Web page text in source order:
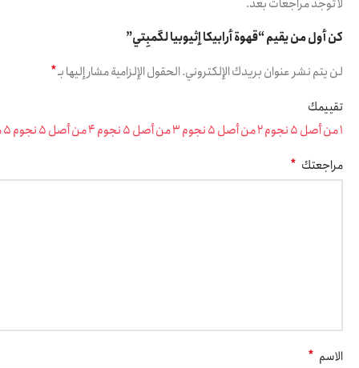
لا توجد مراجعات بعد.
كن أول من يقيم “قهوة أرابيكا إثيوبيا لكَمبِتي”
لن يتم نشر عنوان بريدك الإلكتروني.الحقول الإلزامية مشار إليها بـ*
تقييمك
1 من أصل 5 نجوم
2 من أصل 5 نجوم 3 من أصل 5 نجوم 4 من أصل 5 نجوم
5 من أصل 5 نجوم
مراجعتك *
الاسم *